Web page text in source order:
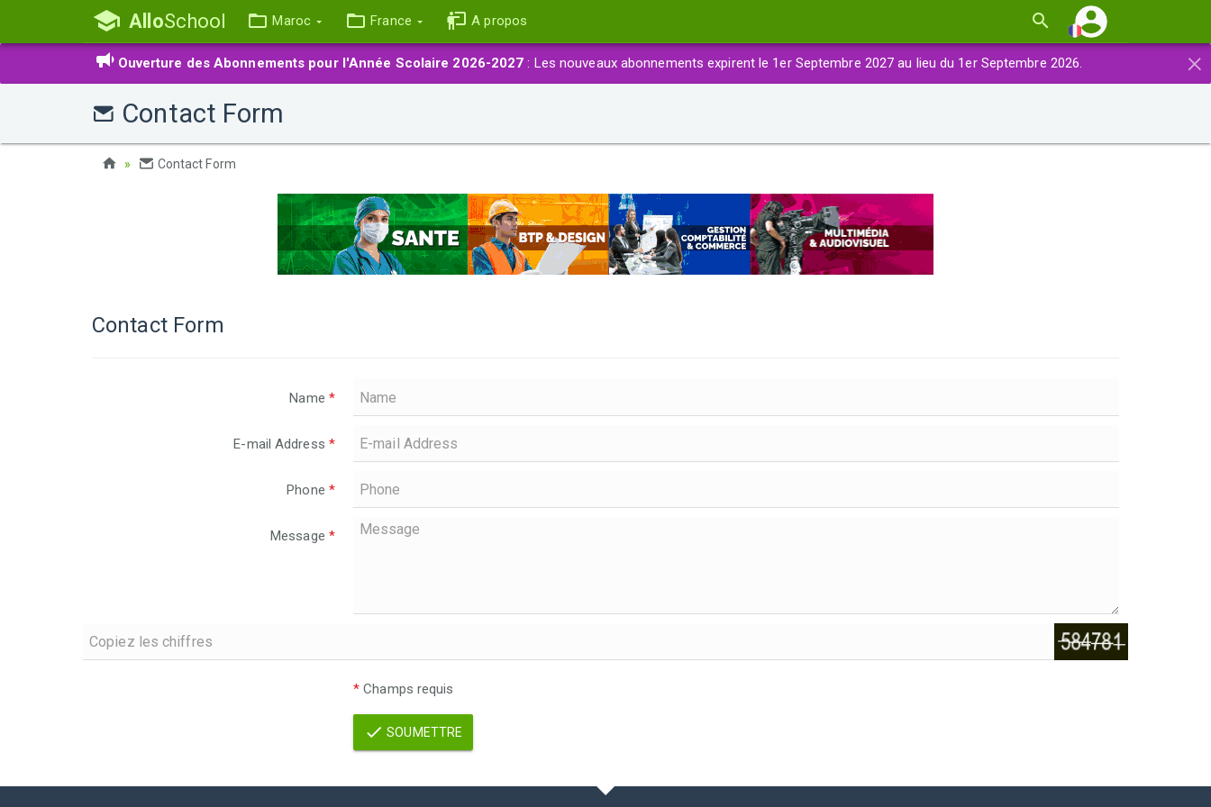
AlloSchool Maroc France A propos
×
Ouverture des Abonnements pour l'Année Scolaire 2026-2027 : Les nouveaux abonnements expirent le 1er Septembre 2027 au lieu du 1er Septembre 2026.
Contact Form
Contact Form
Contact Form
Name *
E-mail Address *
Phone *
Message *
* Champs requis
SOUMETTRE